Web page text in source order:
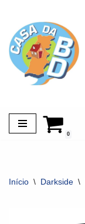
Avançar
para
o
conteúdo
0
Início \ Darkside \